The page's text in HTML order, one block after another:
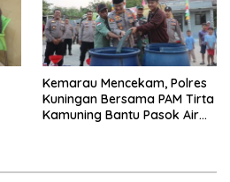
Kemarau Mencekam, Polres
Kuningan Bersama PAM Tirta
Kamuning Bantu Pasok Air